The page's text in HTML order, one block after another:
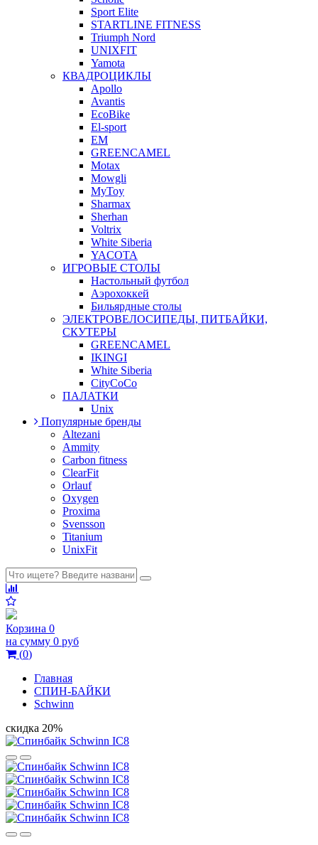
Sport Elite
STARTLINE FITNESS
Triumph Nord
UNIXFIT
Yamota
КВАДРОЦИКЛЫ
Apollo
Avantis
EcoBike
El-sport
EM
GREENCAMEL
Motax
Mowgli
MyToy
Sharmax
Sherhan
Voltrix
White Siberia
YACOTA
ИГРОВЫЕ СТОЛЫ
Настольный футбол
Аэрохоккей
Бильярдные столы
ЭЛЕКТРОВЕЛОСИПЕДЫ, ПИТБАЙКИ,
СКУТЕРЫ
GREENCAMEL
IKINGI
White Siberia
CityCoCo
ПАЛАТКИ
Unix
Популярные бренды
Altezani
Ammity
Carbon fitness
ClearFit
Orlauf
Oxygen
Proxima
Svensson
Titanium
UnixFit
Корзина 0
на сумму 0 руб
(0)
Главная
СПИН-БАЙКИ
Schwinn
скидка 20%